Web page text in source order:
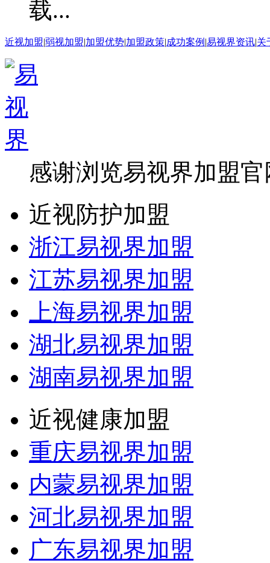
近视加盟|弱视加盟|加盟优势|加盟政策|成功案例 |易视界资讯|关
感谢浏览易视界加盟官
近视防护加盟
浙江易视界加盟
江苏易视界加盟
上海易视界加盟
湖北易视界加盟
湖南易视界加盟
近视健康加盟
重庆易视界加盟
内蒙易视界加盟
河北易视界加盟
广东易视界加盟